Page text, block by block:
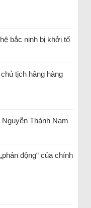
bắc ninh bị khởi tố
tịch hãng hàng
Nguyễn Thành Nam
động“ của chính